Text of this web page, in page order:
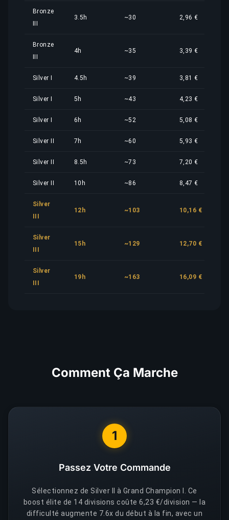
Bronze
3.5h ~30 2,96 €
Bronze
4h ~35 3,39 €
Silver I 4.5h ~39 3,81 €
Silver I 5h ~43 4,23 €
Silver I 6h ~52 5,08 €
Silver II 7h ~60 5,93 €
Silver II 8.5h ~73 7,20 €
Silver II 10h ~86 8,47 €
Silver
12h ~103 10,16 €
Silver
15h ~129 12,70 €
Silver
19h ~163 16,09 €
Comment Ça Marche
1
Passez Votre Commande
Sélectionnez de Silver II à Grand Champion I. Ce
boost élite de 14 divisions coûte 6,23 €/division — la
difficulté augmente 7.6x du début à la fin, avec un